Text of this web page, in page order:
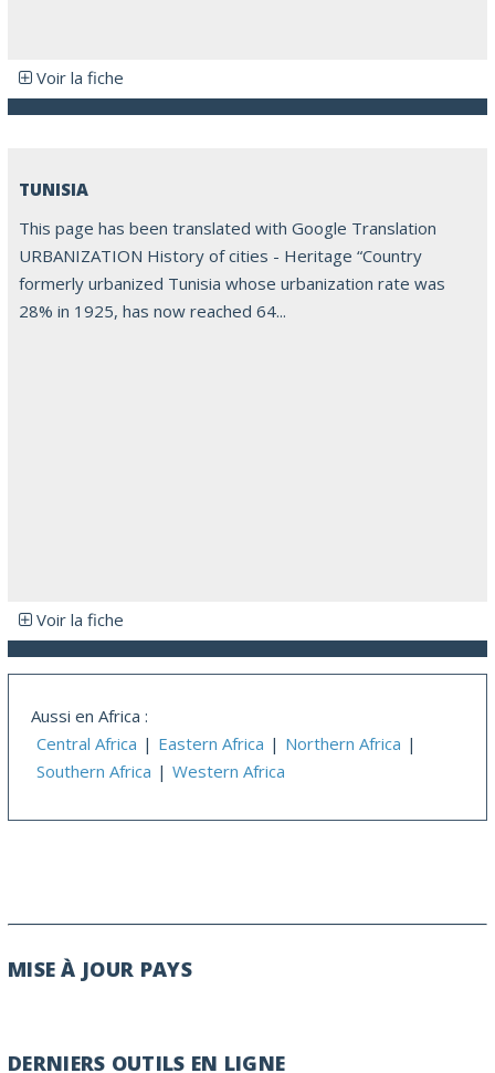
Voir la fiche
TUNISIA
This page has been translated with Google Translation
URBANIZATION History of cities - Heritage “Country
formerly urbanized Tunisia whose urbanization rate was
28% in 1925, has now reached 64...
Voir la fiche
Aussi en Africa :
Central Africa
Eastern Africa
Northern Africa
Southern Africa
Western Africa
MISE À JOUR PAYS
DERNIERS OUTILS EN LIGNE